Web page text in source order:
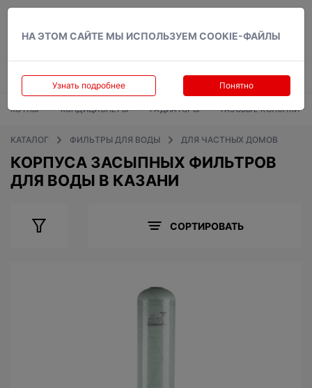
НА ЭТОМ САЙТЕ МЫ ИСПОЛЬЗУЕМ COOKIE-ФАЙЛЫ
Узнать подробнее Понятно
КОТЛЫ КОНДИЦИОНЕРЫ РАДИАТОРЫ ГАЗОВЫЕ КОЛОНКИ
КАТАЛОГ ФИЛЬТРЫ ДЛЯ ВОДЫ ДЛЯ ЧАСТНЫХ ДОМОВ
КОРПУСА ЗАСЫПНЫХ ФИЛЬТРОВ
ДЛЯ ВОДЫ В КАЗАНИ
СОРТИРОВАТЬ